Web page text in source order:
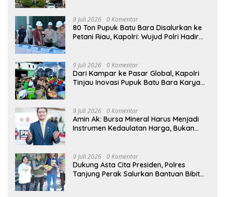
9 Juli 2026 0 Komentar
80 Ton Pupuk Batu Bara Disalurkan ke
Petani Riau, Kapolri: Wujud Polri Hadir
9 Juli 2026 0 Komentar
Dari Kampar ke Pasar Global, Kapolri
Tinjau Inovasi Pupuk Batu Bara Karya
9 Juli 2026 0 Komentar
Amin Ak: Bursa Mineral Harus Menjadi
Instrumen Kedaulatan Harga, Bukan
9 Juli 2026 0 Komentar
Dukung Asta Cita Presiden, Polres
Tanjung Perak Salurkan Bantuan Bibit